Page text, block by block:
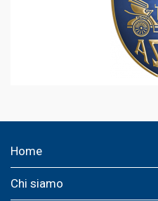
Home
Chi siamo